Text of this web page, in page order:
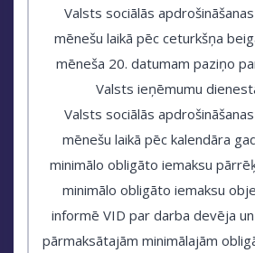
Valsts sociālās
mēnešu laikā pēc ceturkšņa
mēneša 20. datumam paziņo
Valsts ieņēmumu
Valsts sociālās
mēnešu laikā pēc kalendāra
minimālo obligāto iemaksu
minimālo obligāto iemaksu
informē VID par darba devēja
pārmaksātajām minimālajām